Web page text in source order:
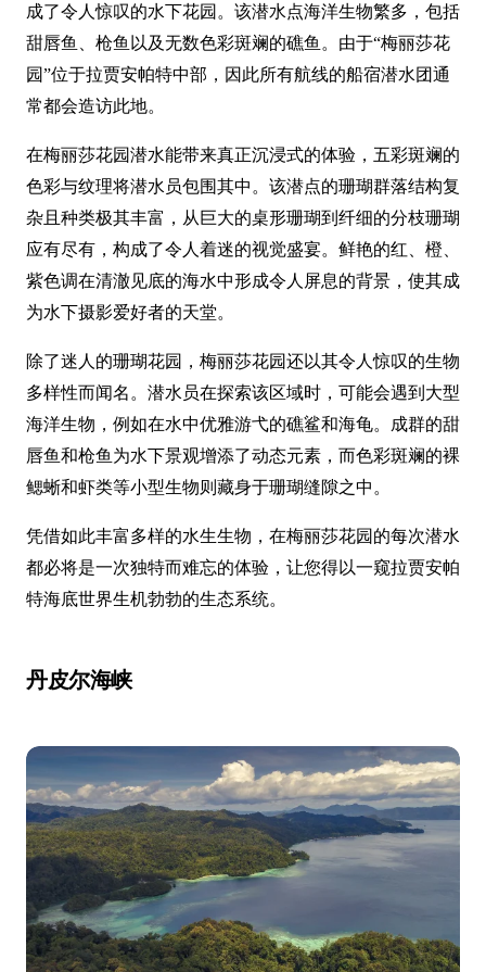
成了令人惊叹的水下花园。该潜水点海洋生物繁多，包括
甜唇鱼、枪鱼以及无数色彩斑斓的礁鱼。由于“梅丽莎花
园”位于拉贾安帕特中部，因此所有航线的船宿潜水团通
常都会造访此地。
在梅丽莎花园潜水能带来真正沉浸式的体验，五彩斑斓的
色彩与纹理将潜水员包围其中。该潜点的珊瑚群落结构复
杂且种类极其丰富，从巨大的桌形珊瑚到纤细的分枝珊瑚
应有尽有，构成了令人着迷的视觉盛宴。鲜艳的红、橙、
紫色调在清澈见底的海水中形成令人屏息的背景，使其成
为水下摄影爱好者的天堂。
除了迷人的珊瑚花园，梅丽莎花园还以其令人惊叹的生物
多样性而闻名。潜水员在探索该区域时，可能会遇到大型
海洋生物，例如在水中优雅游弋的礁鲨和海龟。成群的甜
唇鱼和枪鱼为水下景观增添了动态元素，而色彩斑斓的裸
鳃蜥和虾类等小型生物则藏身于珊瑚缝隙之中。
凭借如此丰富多样的水生生物，在梅丽莎花园的每次潜水
都必将是一次独特而难忘的体验，让您得以一窥拉贾安帕
特海底世界生机勃勃的生态系统。
丹皮尔海峡